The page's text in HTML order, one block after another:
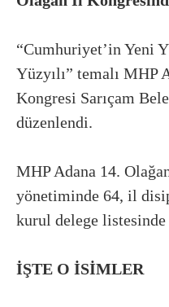
“Cumhuriyet’in Yeni
Yüzyılı” temalı MHP
Kongresi Sarıçam
düzenlendi.
MHP Adana 14.
yönetiminde 64, il
kurul delege
İŞTE O İSİMLER